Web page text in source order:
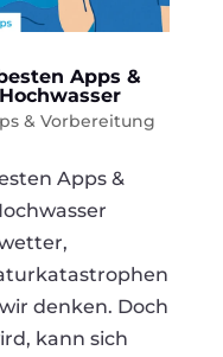
Apps &
& Vorbereitung
Apps &
denken. Doch
kann sich